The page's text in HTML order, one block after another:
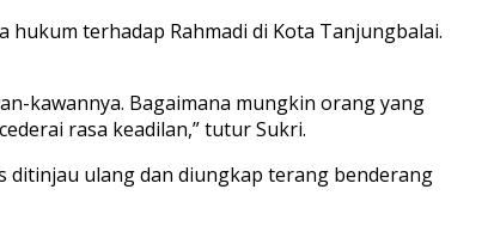
terhadap Rahmadi di Kota Tanjungbalai.
kawannya. Bagaimana mungkin orang yang
rasa keadilan,” tutur Sukri.
ditinjau ulang dan diungkap terang benderang